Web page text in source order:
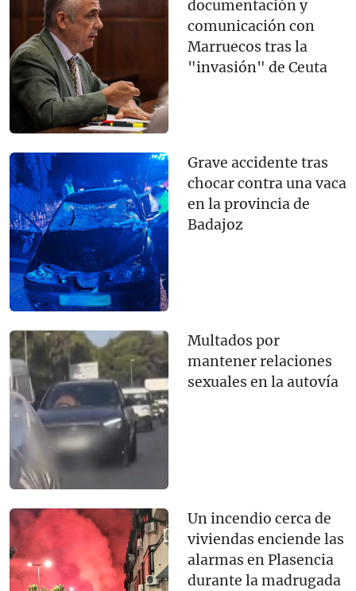
documentación y
comunicación con
Marruecos tras la
"invasión" de Ceuta
Grave accidente tras
chocar contra una vaca
en la provincia de
Badajoz
Multados por
mantener relaciones
sexuales en la autovía
Un incendio cerca de
viviendas enciende las
alarmas en Plasencia
durante la madrugada